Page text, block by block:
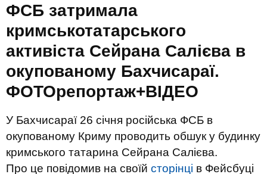
ФСБ затримала
кримськотатарського
активіста Сейрана Салієва в
окупованому Бахчисараї.
ФОТОрепортаж+ВІДЕО
У Бахчисараї 26 січня російська ФСБ в
окупованому Криму проводить обшук у будинку
кримського татарина Сейрана Салієва.
Про це повідомив на своїй сторінці в Фейсбуці